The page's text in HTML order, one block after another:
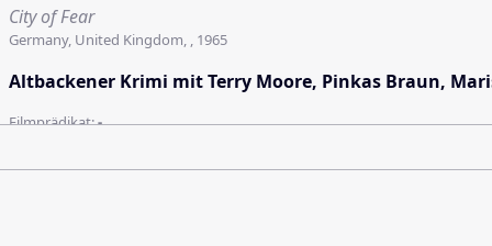
City of Fear
Germany, United Kingdom, , 1965
Altbackener Krimi mit Terry Moore, Pinkas Braun,
Filmprädikat:-